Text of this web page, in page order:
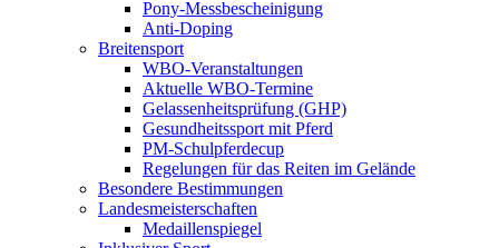
Pony-Messbescheinigung
Anti-Doping
Breitensport
WBO-Veranstaltungen
Aktuelle WBO-Termine
Gelassenheitsprüfung (GHP)
Gesundheitssport mit Pferd
PM-Schulpferdecup
Regelungen für das Reiten im Gelände
Besondere Bestimmungen
Landesmeisterschaften
Medaillenspiegel